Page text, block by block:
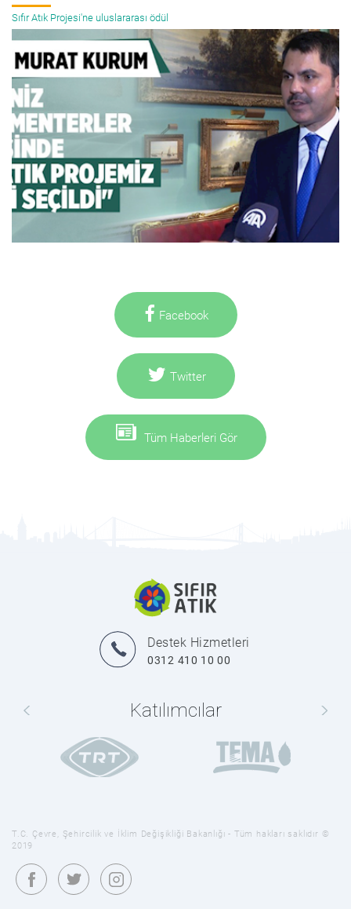
Sıfır Atık Projesi'ne uluslararası ödül
Facebook
Twitter
Tüm Haberleri Gör
Destek Hizmetleri
0312 410 10 00
Katılımcılar
T.C. Çevre, Şehircilik ve İklim Değişikliği Bakanlığı - Tüm hakları saklıdır ©
2019